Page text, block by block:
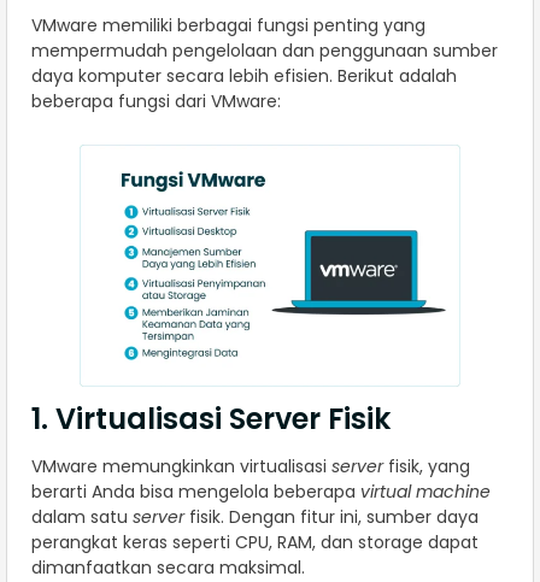
VMware memiliki berbagai fungsi penting yang
mempermudah pengelolaan dan penggunaan sumber
daya komputer secara lebih efisien. Berikut adalah
beberapa fungsi dari VMware:
1. Virtualisasi Server Fisik
VMware memungkinkan virtualisasi serverfisik, yang
berarti Anda bisa mengelola beberapa virtual machine
dalam satu serverfisik. Dengan fitur ini, sumber daya
perangkat keras seperti CPU, RAM, dan storage dapat
dimanfaatkan secara maksimal.